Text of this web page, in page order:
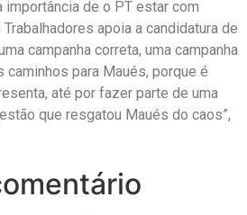
importância de o PT estar com
apoia a candidatura de
campanha correta, uma campanha
caminhos para Maués, porque é
até por fazer parte de uma
que resgatou Maués do caos”,